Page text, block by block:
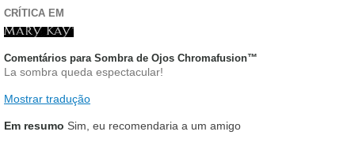
CRÍTICA EM
Comentários para Sombra de Ojos Chromafusion™
La sombra queda espectacular!
Mostrar tradução
Em resumo Sim, eu recomendaria a um amigo